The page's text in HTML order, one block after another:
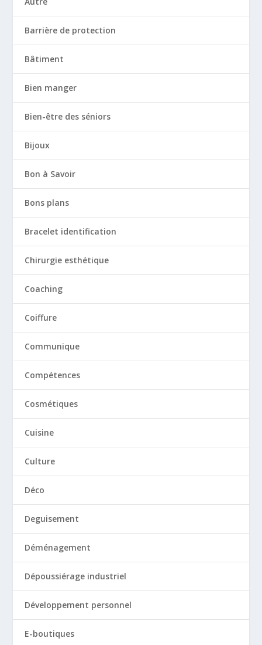
Barrière de protection
Bâtiment
Bien manger
Bien-être des séniors
Bijoux
Bon à Savoir
Bons plans
Bracelet identification
Chirurgie esthétique
Coaching
Coiffure
Communique
Compétences
Cosmétiques
Cuisine
Culture
Déco
Deguisement
Déménagement
Dépoussiérage industriel
Développement personnel
E-boutiques